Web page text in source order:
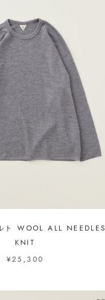
WOOL ALL NEEDLES
KNIT
¥25,300